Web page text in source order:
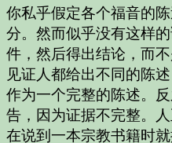
你私乎假定各个福音的
分。然而似乎没有这样
件，然后得出结论，而
见证人都给出不同的陈
作为一个完整的陈述。
告，因为证据不完整。
在说到一本宗教书籍时就